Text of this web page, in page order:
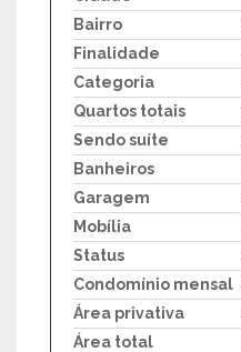
Bairro
Finalidade
Categoria
Quartos totais
Sendo suíte
Banheiros
Garagem
Mobília
Status
Condomínio mensal
Área privativa
Área total